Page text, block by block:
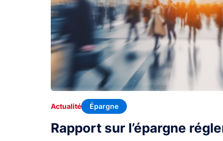
Rapport sur l’épargne
Actualité Épargne